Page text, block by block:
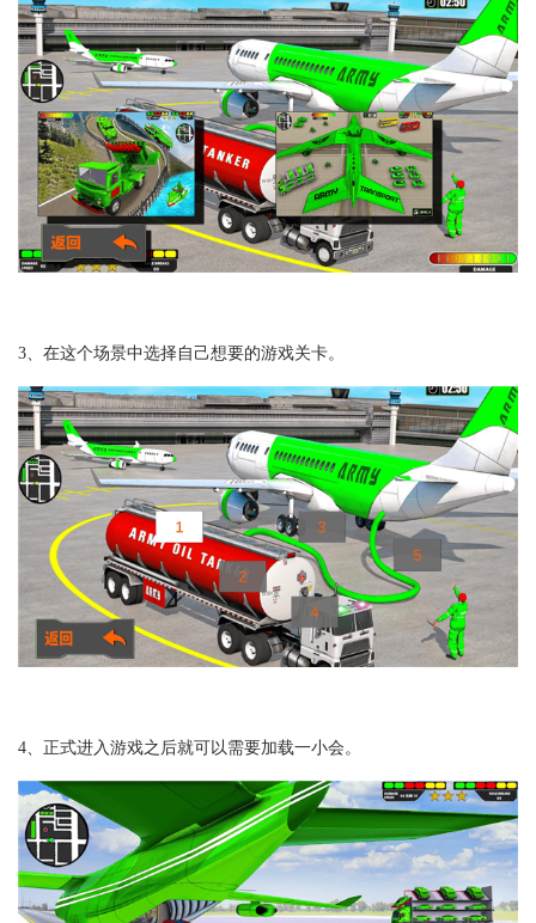
3、在这个场景中选择自己想要的游戏关卡。
4、正式进入游戏之后就可以需要加载一小会。